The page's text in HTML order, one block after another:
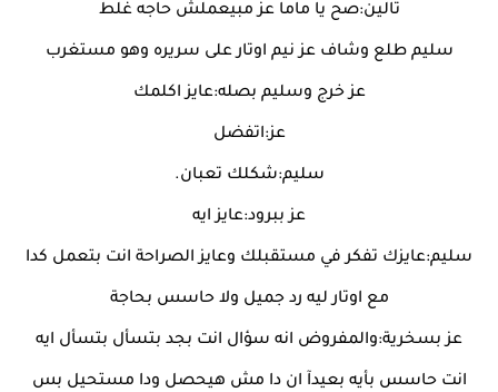
تالين:صح يا ماما عز مبيعملش حاجه غلط
سليم طلع وشاف عز نيم اوتار على سريره وهو مستغرب
عز خرج وسليم بصله:عايز اكلمك
عز:اتفضل
سليم:شكلك تعبان.
عز ببرود:عايز ايه
سليم:عايزك تفكر في مستقبلك وعايز الصراحة انت بتعمل كدا
مع اوتار ليه رد جميل ولا حاسس بحاجة
عز بسخرية:والمفروض انه سؤال انت بجد بتسأل بتسأل ايه
انت حاسس بأيه بعيدآ ان دا مش هيحصل ودا مستحيل بس